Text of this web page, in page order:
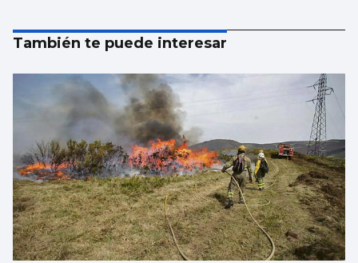
También te puede interesar